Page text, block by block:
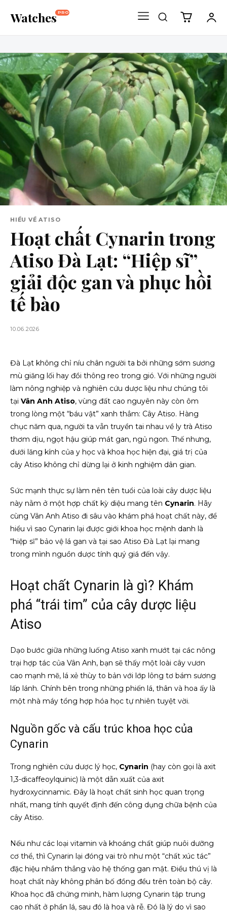
Watches PRO
HIỂU VỀ ATISO
Hoạt chất Cynarin trong
Atiso Đà Lạt: “Hiệp sĩ”
giải độc gan và phục hồi
tế bào
10.06.2026
Đà Lạt không chỉ níu chân người ta bởi những sớm sương
mù giăng lối hay đồi thông reo trong gió. Với những người
làm nông nghiệp và nghiên cứu dược liệu như chúng tôi
tại Vân Anh Atiso, vùng đất cao nguyên này còn ôm
trong lòng một “báu vật” xanh thẳm: Cây Atiso. Hàng
chục năm qua, người ta vẫn truyền tai nhau về ly trà Atiso
thơm dịu, ngọt hậu giúp mát gan, ngủ ngon. Thế nhưng,
dưới lăng kính của y học và khoa học hiện đại, giá trị của
cây Atiso không chỉ dừng lại ở kinh nghiệm dân gian.
Sức mạnh thực sự làm nên tên tuổi của loài cây dược liệu
này nằm ở một hợp chất kỳ diệu mang tên Cynarin. Hãy
cùng Vân Anh Atiso đi sâu vào khám phá hoạt chất này, để
hiểu vì sao Cynarin lại được giới khoa học mệnh danh là
“hiệp sĩ” bảo vệ lá gan và tại sao Atiso Đà Lạt lại mang
trong mình nguồn dược tính quý giá đến vậy.
Hoạt chất Cynarin là gì? Khám
phá “trái tim” của cây dược liệu
Atiso
Dạo bước giữa những luống Atiso xanh mướt tại các nông
trại hợp tác của Vân Anh, bạn sẽ thấy một loài cây vươn
cao mạnh mẽ, lá xẻ thùy to bản với lớp lông tơ bám sương
lấp lánh. Chính bên trong những phiến lá, thân và hoa ấy là
một nhà máy tổng hợp hóa học tự nhiên tuyệt vời.
Nguồn gốc và cấu trúc khoa học của
Cynarin
Trong nghiên cứu dược lý học, Cynarin (hay còn gọi là axit
1,3-dicaffeoylquinic) là một dẫn xuất của axit
hydroxycinnamic. Đây là hoạt chất sinh học quan trọng
nhất, mang tính quyết định đến công dụng chữa bệnh của
cây Atiso.
Nếu như các loại vitamin và khoáng chất giúp nuôi dưỡng
cơ thể, thì Cynarin lại đóng vai trò như một “chất xúc tác”
đặc hiệu nhắm thẳng vào hệ thống gan mật. Điều thú vị là
hoạt chất này không phân bố đồng đều trên toàn bộ cây.
Khoa học đã chứng minh, hàm lượng Cynarin tập trung
cao nhất ở phần lá, sau đó là hoa và rễ. Đó là lý do vì sao